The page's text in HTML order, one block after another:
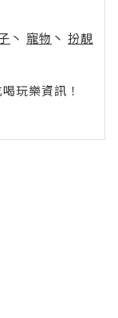
丶 寵物 丶 扮靚
玩樂資訊！